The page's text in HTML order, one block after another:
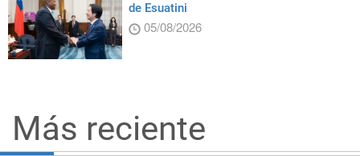
de Esuatini
05/08/2026
Más reciente